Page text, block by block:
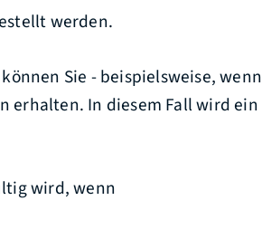
werden.
Sie - beispielsweise, wenn
erhalten. In diesem Fall wird ein
wird, wenn